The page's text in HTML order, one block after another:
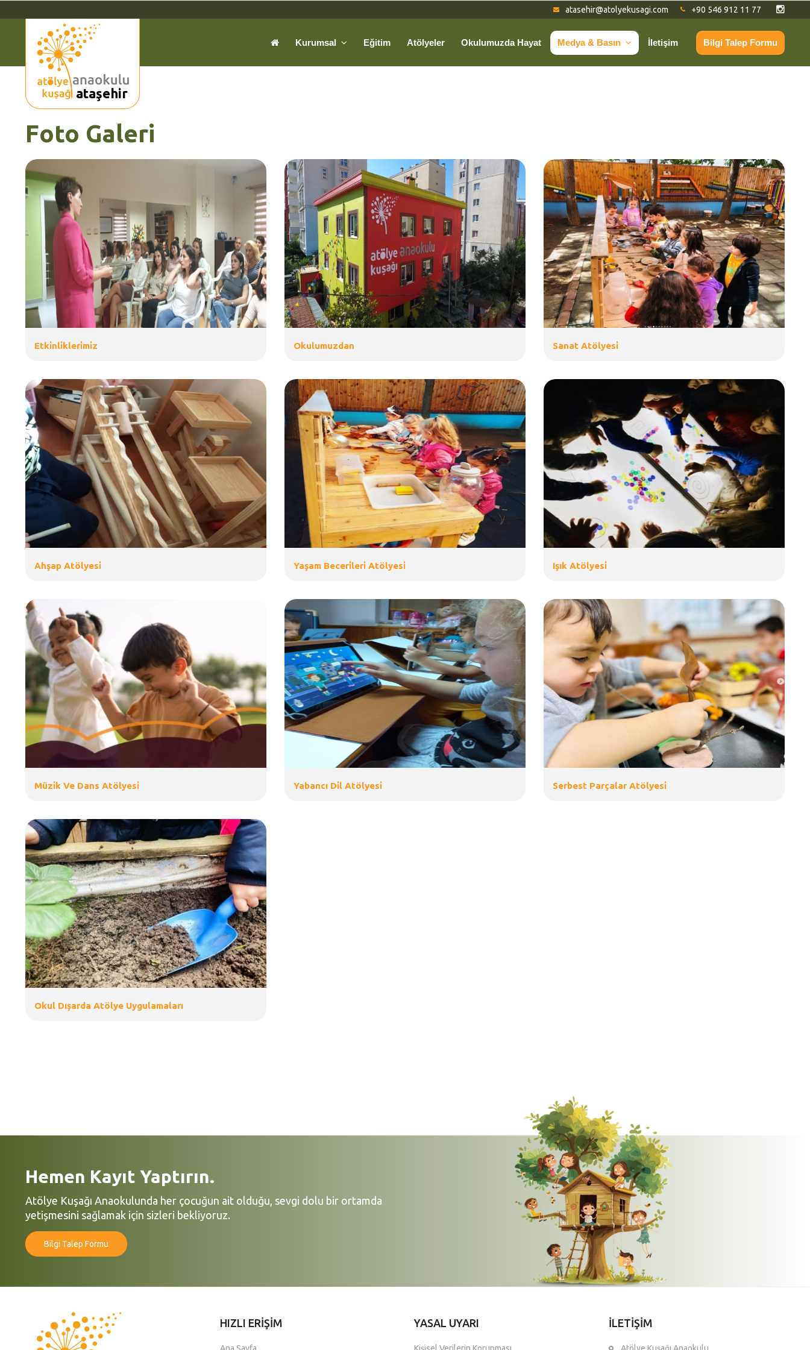
+90 546 912 11 77
atasehir@atolyekusagi.com
ataşehir
Kurumsal Eğitim Atölyeler Okulumuzda Hayat Medya & Basın İletişim Bilgi Talep Formu
Foto Galeri
Etki̇nli̇kleri̇mi̇z Okulumuzdan Sanat Atölyesi̇
Ahşap Atölyesi̇ Yaşam Beceri̇leri̇ Atölyesi̇ Işık Atölyesi̇
Müzi̇k Ve Dans Atölyesi̇ Yabancı Di̇l Atölyesi̇ Serbest Parçalar Atölyesi̇
Okul Dışarda Atölye Uygulamaları
Hemen Kayıt Yaptırın.
Atölye Kuşağı Anaokulunda her çocuğun ait olduğu, sevgi dolu bir ortamda
yetişmesini sağlamak için sizleri bekliyoruz.
Bilgi Talep Formu
HIZLI ERİŞİM YASAL UYARI İLETİŞİM